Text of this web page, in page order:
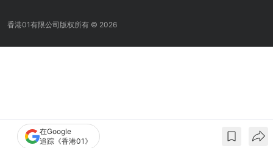
在Google
追踪《香港01》
香港01有限公司版权所有 © 2026